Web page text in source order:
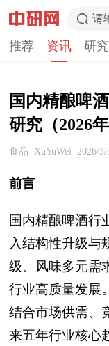
请
推荐 资讯 研
国内精酿啤
研究（2026年
食品 XuYuWei 2026/3/
前言
国内精酿啤酒行
入结构性升级与
级、风味多元需
行业高质量发展
结合市场供需、
来五年行业核心